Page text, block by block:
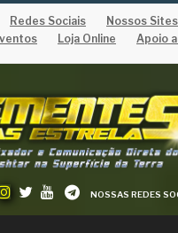
Redes Sociais Nossos Sites
Loja Online Apoio
NOSSAS REDES